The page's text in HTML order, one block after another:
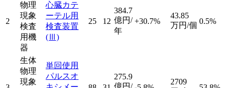
2
物理
現象
検査
用機
器
心臓カテ
ーテル用
検査装置
(Ⅲ)
25 12
384.7
億円/
年
+30.7%
43.85
万円/個 0.5%
生体
物理
現象
単回使用
パルスオ
275.9
2709